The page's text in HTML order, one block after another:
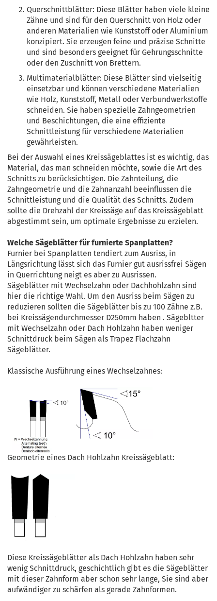
Querschnittblätter: Diese Blätter haben viele kleine
Zähne und sind für den Querschnitt von Holz oder
anderen Materialien wie Kunststoff oder Aluminium
konzipiert. Sie erzeugen feine und präzise Schnitte
und sind besonders geeignet für Gehrungsschnitte
oder den Zuschnitt von Brettern.
Multimaterialblätter: Diese Blätter sind vielseitig
einsetzbar und können verschiedene Materialien
wie Holz, Kunststoff, Metall oder Verbundwerkstoffe
schneiden. Sie haben spezielle Zahngeometrien
und Beschichtungen, die eine effiziente
Schnittleistung für verschiedene Materialien
gewährleisten.
Bei der Auswahl eines Kreissägeblattes ist es wichtig, das
Material, das man schneiden möchte, sowie die Art des
Schnitts zu berücksichtigen. Die Zahnteilung, die
Zahngeometrie und die Zahnanzahl beeinflussen die
Schnittleistung und die Qualität des Schnitts. Zudem
sollte die Drehzahl der Kreissäge auf das Kreissägeblatt
abgestimmt sein, um optimale Ergebnisse zu erzielen.
Welche Sägeblätter für furnierte Spanplatten?
Furnier bei Spanplatten tendiert zum Ausriss, in
Längsrichtung lässt sich das Furnier gut ausrissfrei Sägen
in Querrichtung neigt es aber zu Ausrissen.
Sägeblätter mit Wechselzahn oder Dachhohlzahn sind
hier die richtige Wahl. Um den Ausriss beim Sägen zu
reduzieren sollten die Sägeblätter bis zu 100 Zähne z.B.
bei Kreissägendurchmesser D250mm haben . Sägebltter
mit Wechselzahn oder Dach Hohlzahn haben weniger
Schnittdruck beim Sägen als Trapez Flachzahn
Sägeblätter.
Klassische Ausführung eines Wechselzahnes:
Geometrie eines Dach Hohlzahn Kreissägeblatt:
Diese Kreissägeblätter als Dach Hohlzahn haben sehr
wenig Schnittdruck, geschichtlich gibt es die Sägeblätter
mit dieser Zahnform aber schon sehr lange, Sie sind aber
aufwändiger zu schärfen als gerade Zahnformen.